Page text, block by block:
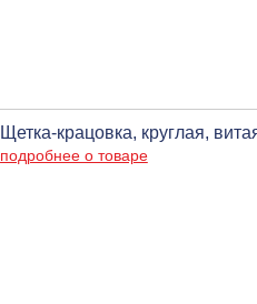
Щетка-крацовка, круглая,
подробнее о товаре